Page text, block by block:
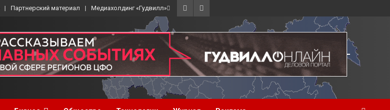
Партнерский материал Медиахолдинг «Гудвилл»